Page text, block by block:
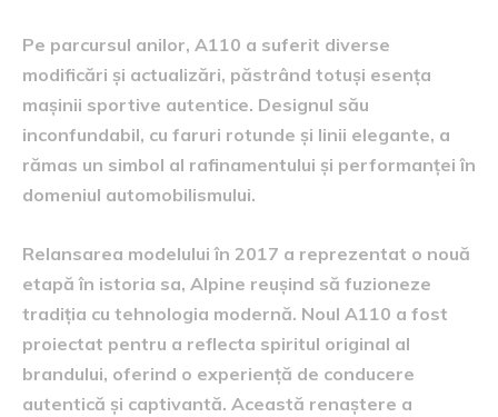
Pe parcursul anilor, A110 a suferit diverse
modificări și actualizări, păstrând totuși esența
mașinii sportive autentice. Designul său
inconfundabil, cu faruri rotunde și linii elegante, a
rămas un simbol al rafinamentului și performanței în
domeniul automobilismului.
Relansarea modelului în 2017 a reprezentat o nouă
etapă în istoria sa, Alpine reușind să fuzioneze
tradiția cu tehnologia modernă. Noul A110 a fost
proiectat pentru a reflecta spiritul original al
brandului, oferind o experiență de conducere
autentică și captivantă. Această renaștere a